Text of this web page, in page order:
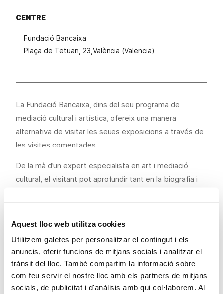
Aquest lloc web utilitza cookies
Utilitzem galetes per personalitzar el contingut i els
anuncis, oferir funcions de mitjans socials i analitzar el
trànsit del lloc. També compartim la informació sobre
com feu servir el nostre lloc amb els partners de mitjans
socials, de publicitat i d'anàlisis amb qui col·laborem. Al
CENTRE
Fundació Bancaixa
Plaça de Tetuan, 23,València (Valencia)
La Fundació Bancaixa, dins del seu programa de
mediació cultural i artística, ofereix una manera
alternativa de visitar les seues exposicions a través de
les visites comentades.
De la mà d’un expert especialista en art i mediació
cultural, el visitant pot aprofundir tant en la biografia i
Exposicions vigents amb visites comentades:
Tàpies. Última dècada (2002-2012)
Compromís amb l’art. De Miró a Barceló.
El nostre programa inclou aquesta oferta de visites: